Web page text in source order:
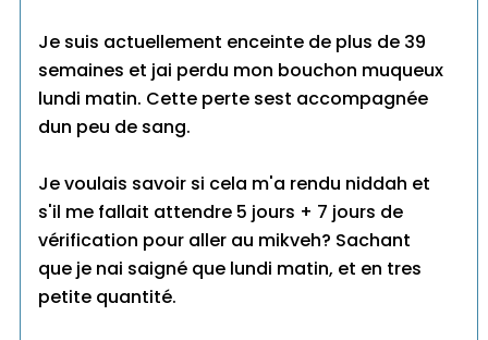
Je suis actuellement enceinte de plus de 39
semaines et jai perdu mon bouchon muqueux
lundi matin. Cette perte sest accompagnée
dun peu de sang.
Je voulais savoir si cela m'a rendu niddah et
s'il me fallait attendre 5 jours + 7 jours de
vérification pour aller au mikveh? Sachant
que je nai saigné que lundi matin, et en tres
petite quantité.